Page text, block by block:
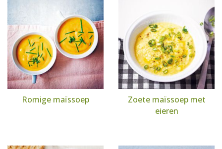
Romige maïssoep
Zoete maïssoep met
eieren